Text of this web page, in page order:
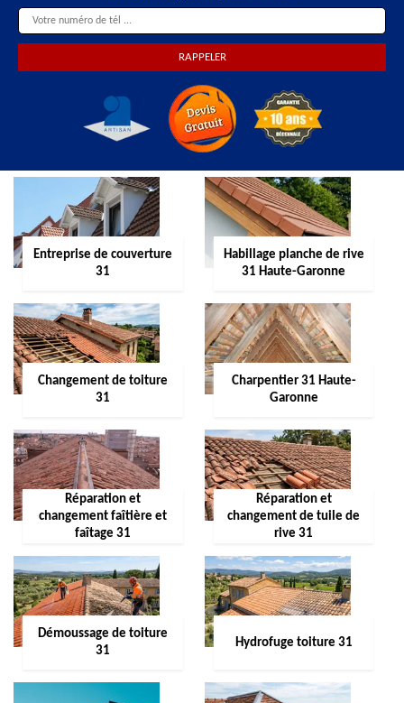
Entreprise de couverture
31
Habillage planche de rive
31 Haute-Garonne
Changement de toiture
31
Charpentier 31 Haute-
Garonne
Réparation et
changement faîtière et
faîtage 31
Réparation et
changement de tuile de
rive 31
Démoussage de toiture
31
Hydrofuge toiture 31